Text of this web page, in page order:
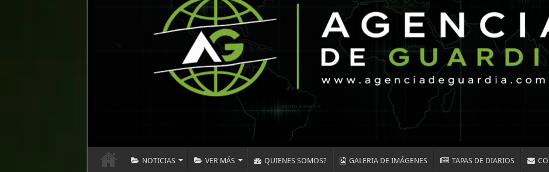
NOTICIAS VER MÁS QUIENES SOMOS? GALERIA DE IMÁGENES TAPAS DE DIARIOS